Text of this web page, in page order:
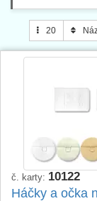
20
č. karty: 10122
Háčky a očka